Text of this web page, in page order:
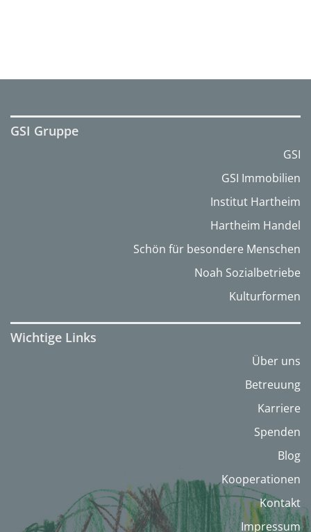
GSI Gruppe
GSI
GSI Immobilien
Institut Hartheim
Hartheim Handel
Schön für besondere Menschen
Noah Sozialbetriebe
Kulturformen
Wichtige Links
Über uns
Betreuung
Karriere
Spenden
Blog
Kooperationen
Kontakt
Impressum